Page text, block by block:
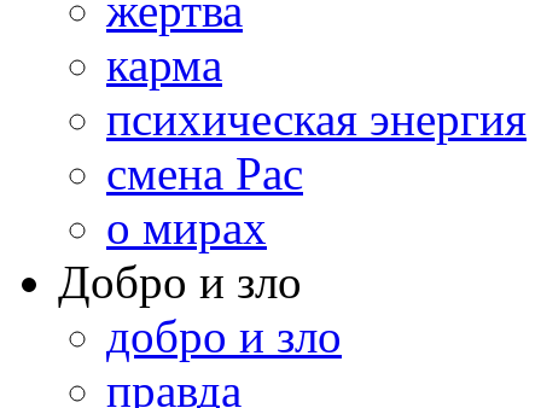
карма
психическая энергия
смена Рас
о мирах
Добро и зло
добро и зло
правда